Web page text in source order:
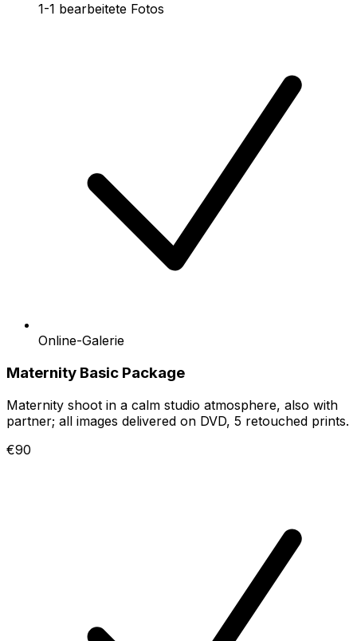
1-1 bearbeitete Fotos
Online-Galerie
Maternity Basic Package
Maternity shoot in a calm studio atmosphere, also with
partner; all images delivered on DVD, 5 retouched prints.
€90